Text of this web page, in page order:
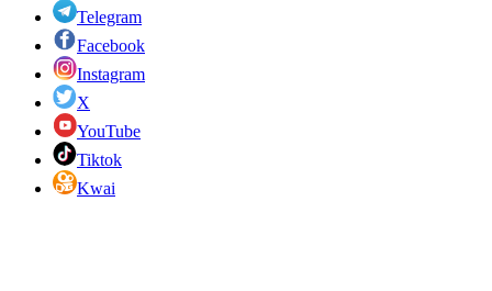
Telegram
Facebook
Instagram
X
YouTube
Tiktok
Kwai